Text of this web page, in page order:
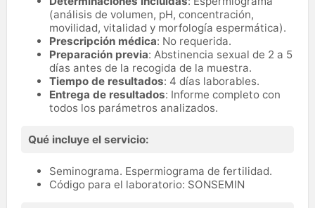
(análisis de volumen, pH, concentración,
movilidad, vitalidad y morfología espermática).
Prescripción médica: No requerida.
Preparación previa: Abstinencia sexual de 2 a 5
días antes de la recogida de la muestra.
Tiempo de resultados: 4 días laborables.
Entrega de resultados: Informe completo con
todos los parámetros analizados.
Qué incluye el servicio:
Seminograma. Espermiograma de fertilidad.
Código para el laboratorio: SONSEMIN